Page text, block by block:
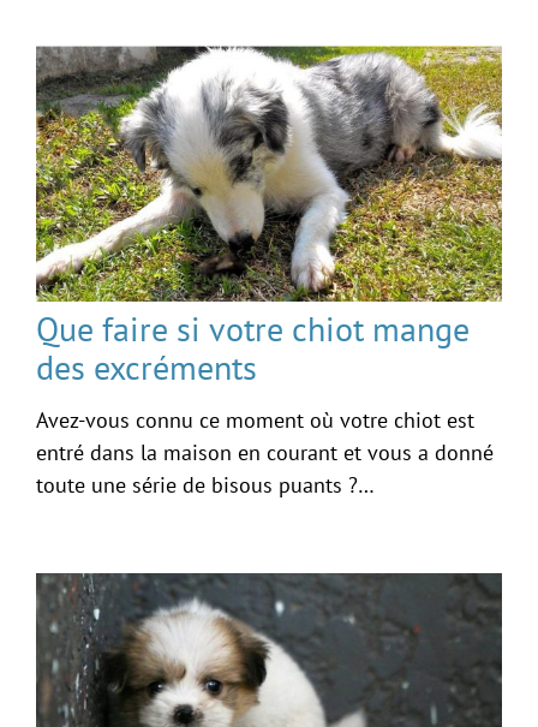
Que faire si votre chiot mange
des excréments
Avez-vous connu ce moment où votre chiot est
entré dans la maison en courant et vous a donné
toute une série de bisous puants ?…